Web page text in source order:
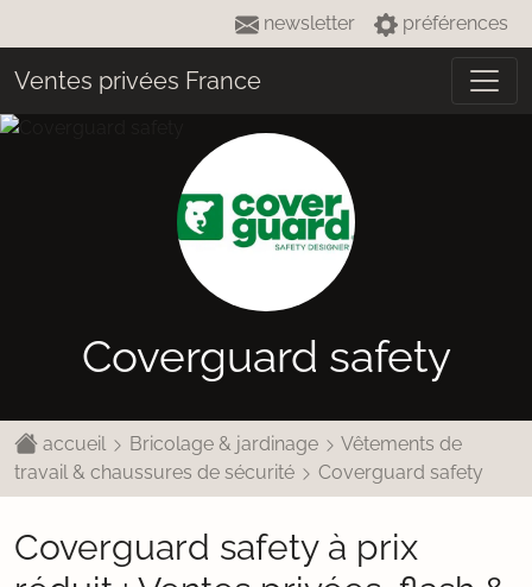
newsletter préférences
Ventes privées France
Coverguard safety
accueil Bricolage & jardinage
Vêtements de
travail & chaussures de sécurité
Coverguard safety
Coverguard safety à prix